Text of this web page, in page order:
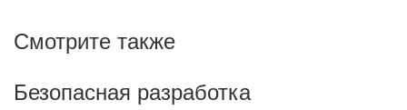
Смотрите также
Безопасная разработка